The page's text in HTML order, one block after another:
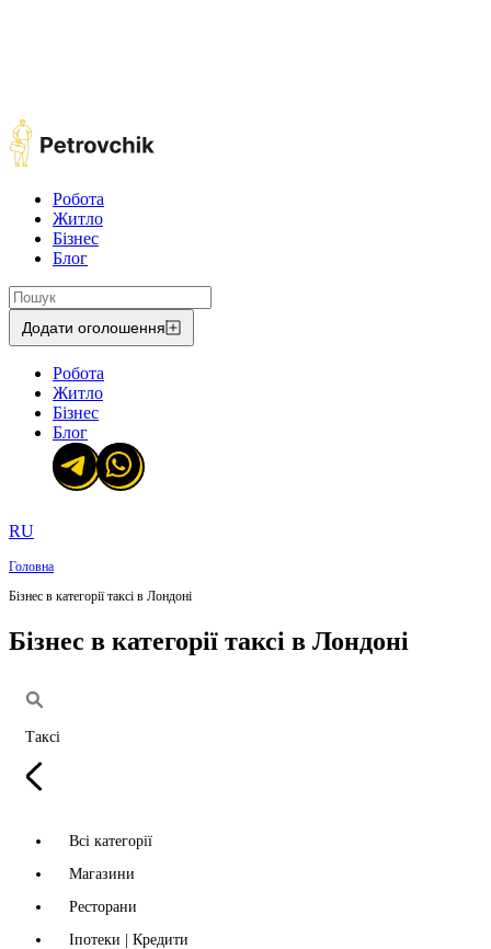
Робота
Житло
Бізнес
Блог
Додати оголошення
Робота
Житло
Бізнес
Блог
RU
Головна
Бізнес в категорії таксі в Лондоні
Бізнес в категорії таксі в Лондоні
Таксі
Всі категорії
Магазини
Ресторани
Іпотеки | Кредити